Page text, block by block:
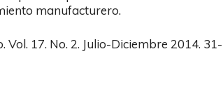
manufacturero.
Vol. 17. No. 2. Julio-Diciembre 2014.